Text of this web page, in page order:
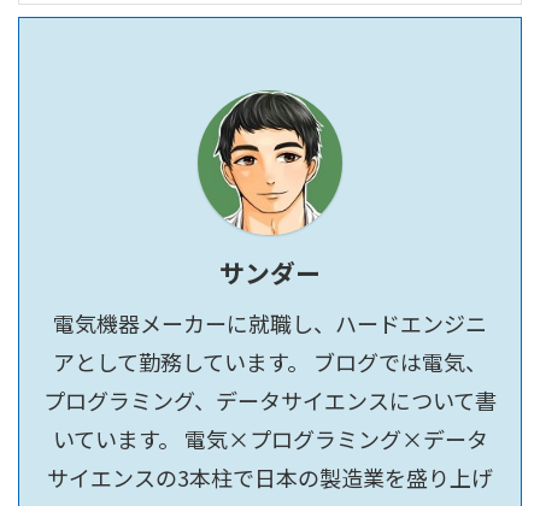
サンダー
電気機器メーカーに就職し、ハードエンジニ
アとして勤務しています。 ブログでは電気、
プログラミング、データサイエンスについて書
いています。 電気×プログラミング×データ
サイエンスの3本柱で日本の製造業を盛り上げ